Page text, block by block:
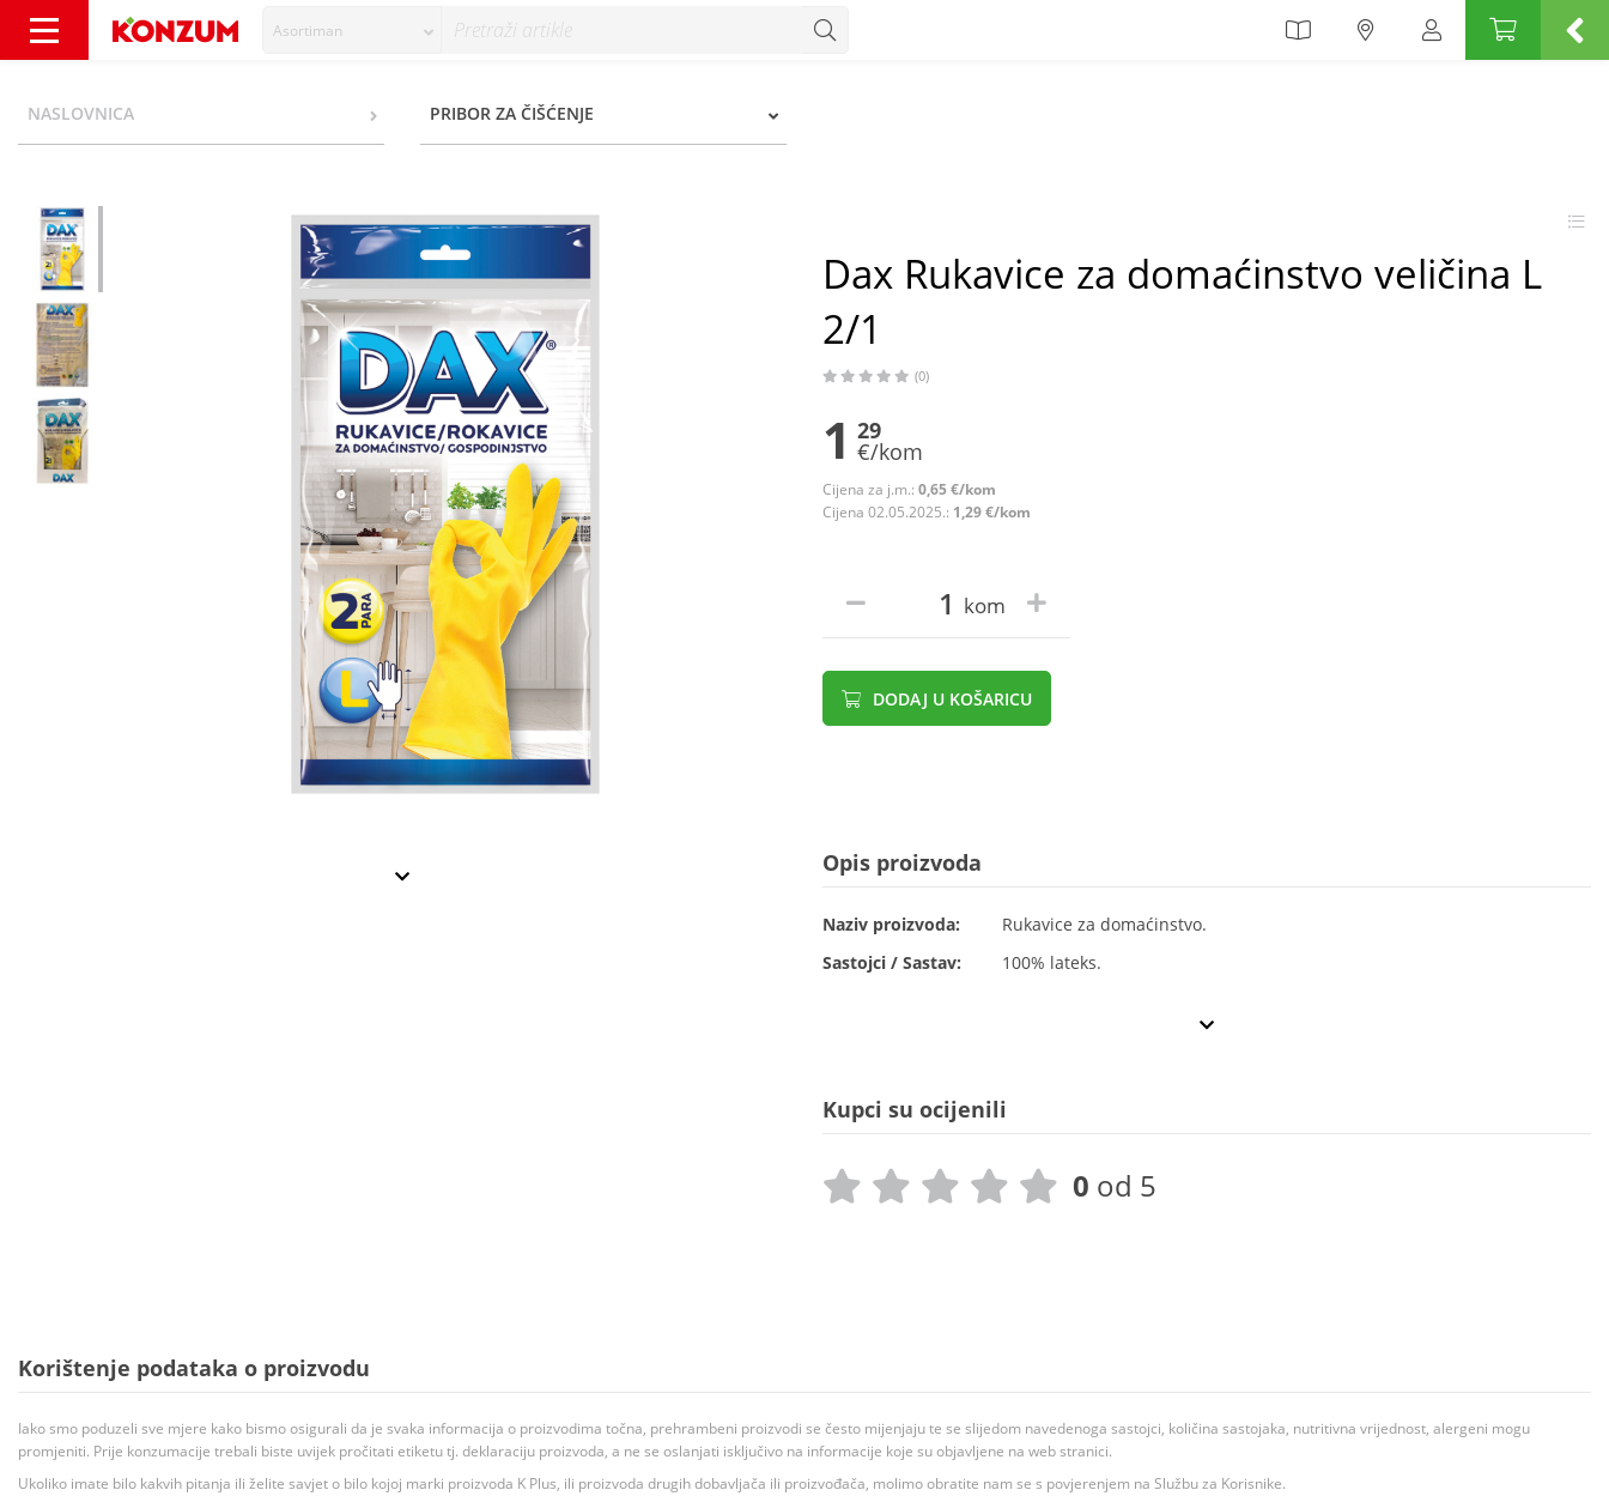
Asortiman
NASLOVNICA PRIBOR ZA ČIŠĆENJE
Dax Rukavice za domaćinstvo veličina L
2/1
(0)
1 29
€/kom
Cijena za j.m.: 0,65 €/kom
Cijena 02.05.2025.: 1,29 €/kom
kom
DODAJ U KOŠARICU
Opis proizvoda
Naziv proizvoda:
Rukavice za domaćinstvo.
Sastojci / Sastav:
100% lateks.
Kupci su ocijenili
0 od 5
Korištenje podataka o proizvodu
Iako smo poduzeli sve mjere kako bismo osigurali da je svaka informacija o proizvodima točna, prehrambeni proizvodi se često mijenjaju te se slijedom navedenoga sastojci, količina sastojaka, nutritivna vrijednost, alergeni mogu
promjeniti. Prije konzumacije trebali biste uvijek pročitati etiketu tj. deklaraciju proizvoda, a ne se oslanjati isključivo na informacije koje su objavljene na web stranici.
Ukoliko imate bilo kakvih pitanja ili želite savjet o bilo kojoj marki proizvoda K Plus, ili proizvoda drugih dobavljača ili proizvođača, molimo obratite nam se s povjerenjem na Službu za Korisnike.